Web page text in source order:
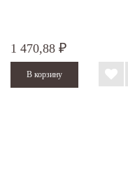
1 470,88 ₽